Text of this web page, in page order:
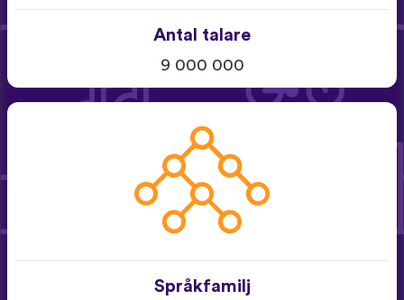
Antal talare
9 000 000
Språkfamilj